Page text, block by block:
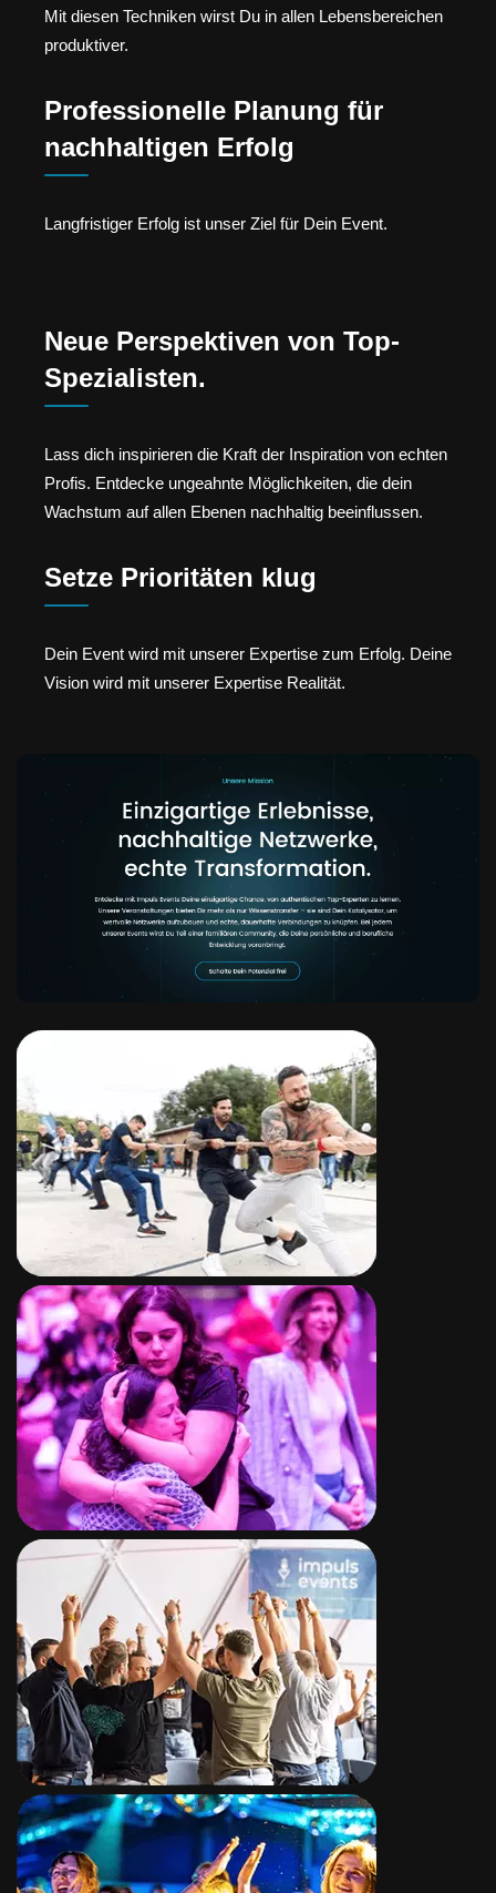
Mit diesen Techniken wirst Du in allen Lebensbereichen
produktiver.
Professionelle Planung für
nachhaltigen Erfolg
Langfristiger Erfolg ist unser Ziel für Dein Event.
Neue Perspektiven von Top-
Spezialisten.
Lass dich inspirieren die Kraft der Inspiration von echten
Profis. Entdecke ungeahnte Möglichkeiten, die dein
Wachstum auf allen Ebenen nachhaltig beeinflussen.
Setze Prioritäten klug
Dein Event wird mit unserer Expertise zum Erfolg. Deine
Vision wird mit unserer Expertise Realität.